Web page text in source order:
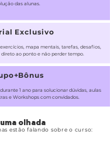
das alunas.
Exclusivo
mapa mentais, tarefas, desafios,
ao ponto e não perder tempo.
1 ano para solucionar dúvidas, aulas
e Workshops com convidados.
olhada
estão falando sobre o curso: